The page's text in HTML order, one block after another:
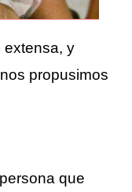
extensa, y
propusimos
que